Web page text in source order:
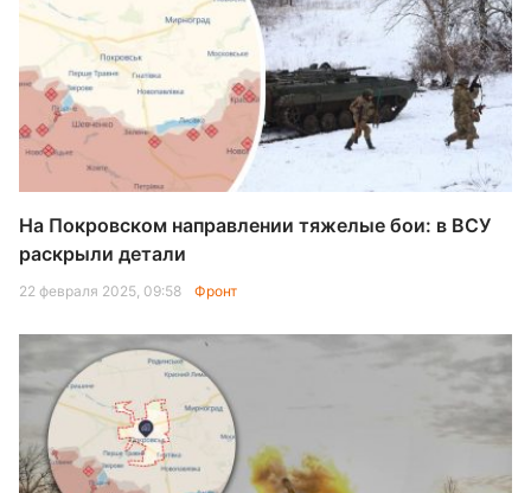
На Покровском направлении тяжелые бои: в ВСУ
раскрыли детали
22 февраля 2025, 09:58 Фронт